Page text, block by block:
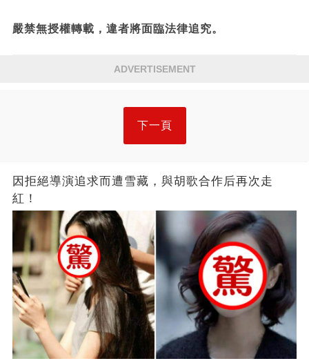
嚴禁無授權轉載，違者將面臨法律追究。
ADVERTISEMENT
下一頁
因拒絕導演追求而遭雪藏，與胡歌合作后再次走
紅！